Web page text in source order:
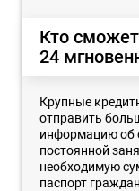
Кто
24
Крупные
отправить
информацию об
постоянной
необходимую
паспорт